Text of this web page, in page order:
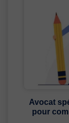
Avocat
pour